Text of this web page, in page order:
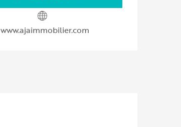
www.ajaimmobilier.com